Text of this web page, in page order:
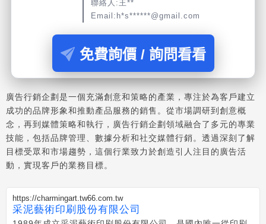
聯絡人:王**
Email:h*s******@gmail.com
免費詢價 / 詢問看看
廣告行銷企劃是一個充滿創意和策略的產業，專注於為客戶建立
成功的品牌形象和推動產品服務的銷售。從市場調研到創意概
念，再到媒體策略和執行，廣告行銷企劃領域融合了多元的專業
技能，包括品牌管理、數據分析和社交媒體行銷。透過深刻了解
目標受眾和市場趨勢，這個行業致力於創造引人注目的廣告活
動，實現客戶的業務目標。
https://charmingart.tw66.com.tw
采泥藝術印刷股份有限公司